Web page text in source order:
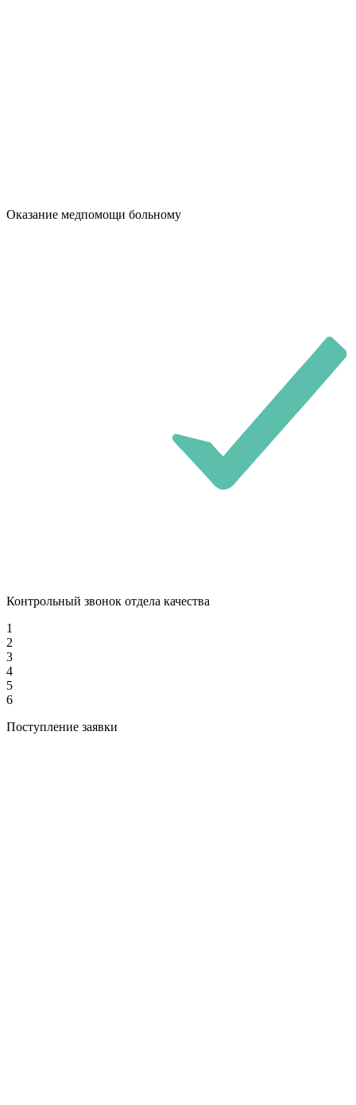
Оказание медпомощи больному
Контрольный звонок отдела качества
1
2
3
4
5
6
Поступление заявки